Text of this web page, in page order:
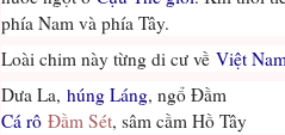
phía Nam và phía Tây.
Loài chim này từng di cư về Việt
Dưa La, húng Láng, ngổ Đầm
Cá rô Đầm Sét, sâm cầm Hồ Tây